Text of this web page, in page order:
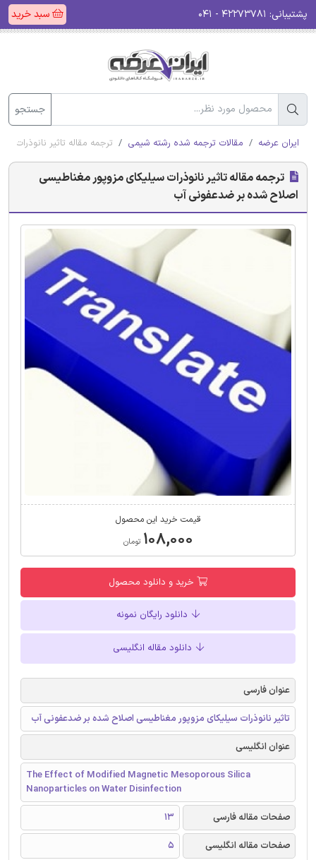
پشتیبانی: سبد خرید
جستجو
ایران عرضه مقالات ترجمه شده رشته شیمی ترجمه مقاله تاثیر
ترجمه مقاله تاثیر نانوذرات سیلیکای مزوپور مغناطیسی
اصلاح شده بر ضدعفونی آب
قیمت خرید این محصول
۱۰۸,۰۰۰ تومان
خرید و دانلود محصول
دانلود رایگان نمونه
دانلود مقاله انگلیسی
عنوان فارسی
تاثیر نانوذرات سیلیکای مزوپور مغناطیسی اصلاح شده بر ضدعفونی آب
عنوان انگلیسی
The Effect of Modified Magnetic Mesoporous Silica
Nanoparticles on Water Disinfection
صفحات مقاله فارسی
13
صفحات مقاله انگلیسی
5